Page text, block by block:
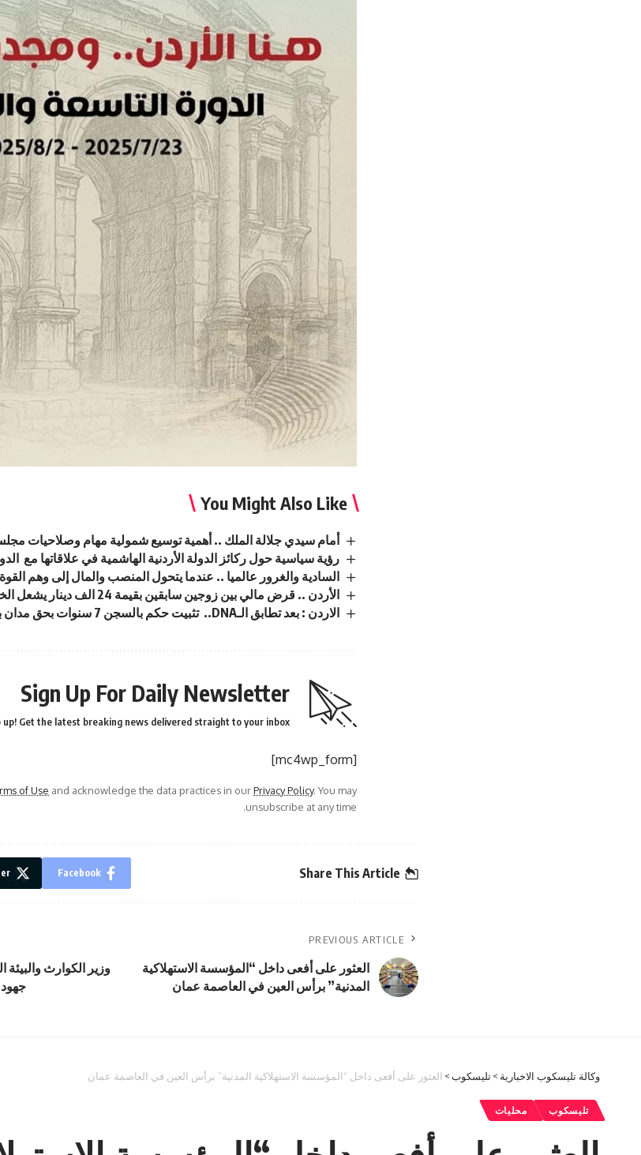
You Might Also Like
أمام سيدي جلالة الملك .. أهمية توسيع شمولية مهام وصلاحيات
رؤية سياسية حول ركائز الدولة الأردنية الهاشمية في علاقاتها مع
السادية والغرور عالميا .. عندما يتحول المنصب والمال إلى وهم القوة
الأردن .. قرض مالي بين زوجين سابقين بقيمة 24 الف دينار يشعل الخلاف القضائي
الاردن : بعد تطابق الـDNA.. تثبيت حكم بالسجن 7 سنوات بحق مدان بالاعتداء على طفل
Sign Up For Daily Newsletter
up! Get the latest breaking news delivered straight to your inbox.
[mc4wp_form]
of Use and acknowledge the data practices in ourPrivacy Policy. You may
unsubscribe at any time.
Share This Article
Facebook
PREVIOUS ARTICLE
العثور على أفعى داخل “المؤسسة الاستهلاكية
المدنية” برأس العين في العاصمة عمان
وزير الكوارث
وكالة تليسكوب الاخبارية >تليسكوب> العثور على أفعى داخل “المؤسسة الاستهلاكية المدنية” برأس العين في العاصمة عمان
تليسكوب محليات